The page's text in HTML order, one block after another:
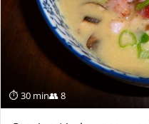
⏱ 30 min👥 8